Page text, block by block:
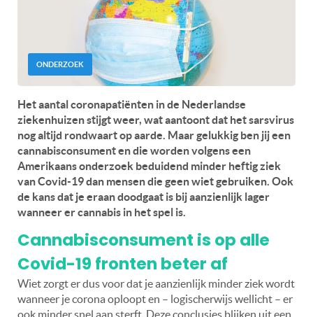
ONDERZOEK
Het aantal coronapatiënten in de Nederlandse
ziekenhuizen stijgt weer, wat aantoont dat het sarsvirus
nog altijd rondwaart op aarde. Maar gelukkig ben jij een
cannabisconsument en die worden volgens een
Amerikaans onderzoek beduidend minder heftig ziek
van Covid-19 dan mensen die geen wiet gebruiken. Ook
de kans dat je eraan doodgaat is bij aanzienlijk lager
wanneer er cannabis in het spel is.
Cannabisconsument is op alle
Covid-19 fronten beter af
Wiet zorgt er dus voor dat je aanzienlijk minder ziek wordt
wanneer je corona oploopt en – logischerwijs wellicht – er
ook minder snel aan sterft. Deze conclusies blijken uit een